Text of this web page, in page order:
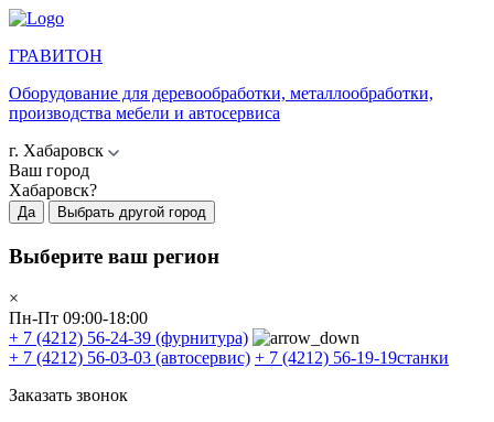
ГРАВИТОН
Оборудование для деревообработки, металлообработки,
производства мебели и автосервиса
г. Хабаровск
Ваш город
Хабаровск?
Да Выбрать другой город
Выберите ваш регион
×
Пн-Пт 09:00-18:00
+ 7 (4212) 56-24-39 (фурнитура)
+ 7 (4212) 56-03-03 (автосервис) + 7 (4212) 56-19-19станки
Заказать звонок